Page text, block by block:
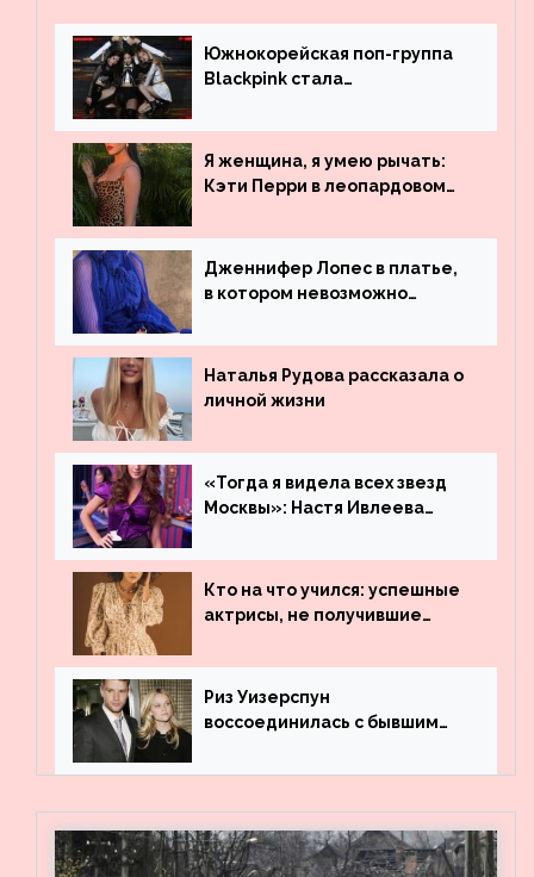
Южнокорейская поп-группа
Blackpink стала
просмотрам на YouTube. Они
обогнали даже Джастина
Бибера
Я женщина, я умею рычать:
Кэти Перри в леопардовом
Дженнифер Лопес в платье,
в котором невозможно
Наталья Рудова рассказала о
личной жизни
«Тогда я видела всех звезд
Москвы»: Настя Ивлеева
популярности и выложила
архивные фото
Кто на что учился: успешные
актрисы, не получившие
Риз Уизерспун
воссоединилась с бывшим